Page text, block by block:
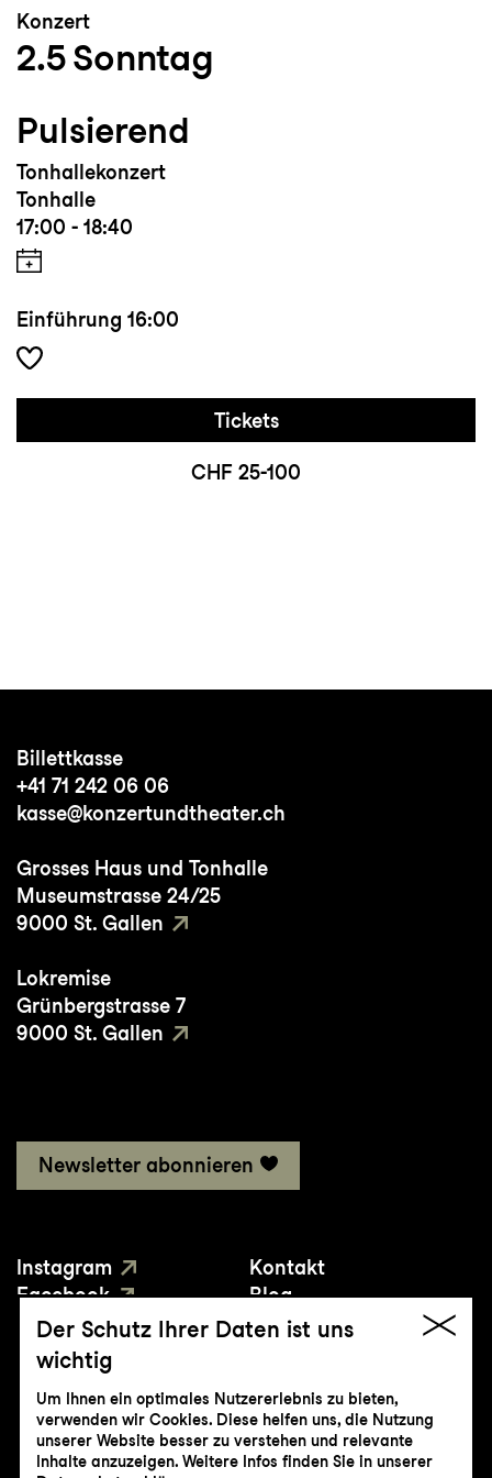
Erfahrungen und sein technisches Können
an Musikbegeisterte weiter. Seit Oktober
Kammermusik an der Stella
Max Näscher is endorsed by: Sonor Drums,
Wincent Drumsticks und Turkish Cymbals.
Konzert
2.5Sonntag
Pulsierend
Tonhallekonzert
Tonhalle
17:00 - 18:40
Einführung 16:00
Tickets
CHF 25-100
Billettkasse
+41 71 242 06 06
kasse@konzertundtheater.ch
Grosses Haus und Tonhalle
Museumstrasse 24/25
9000 St. Gallen
Lokremise
Grünbergstrasse 7
9000 St. Gallen
Newsletter abonnieren
Instagram
Facebook
YouTube
Kontakt
Blog
Presse
Der Schutz Ihrer Daten ist uns
wichtig
Um Ihnen ein optimales Nutzererlebnis zu bieten,
verwenden wir Cookies. Diese helfen uns, die Nutzung
unserer Website besser zu verstehen und relevante
Inhalte anzuzeigen. Weitere Infos finden Sie in unserer